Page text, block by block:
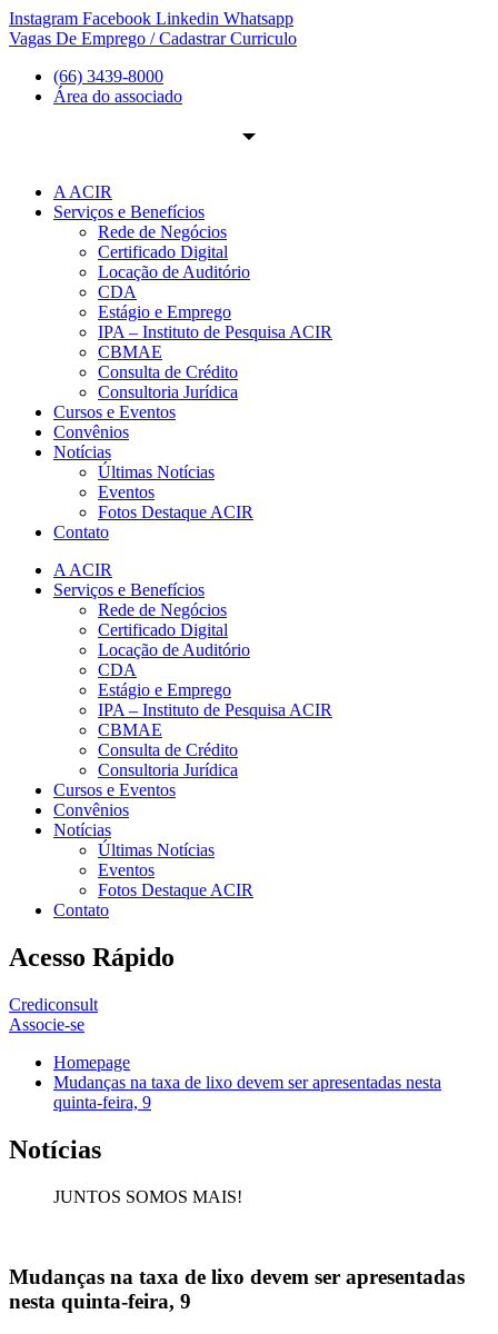
Ir
para
conteúdo
Instagram Facebook Linkedin Whatsapp
Vagas De Emprego / Cadastrar Curriculo
(66) 3439-8000
Área do associado
A ACIR
Serviços e Benefícios
Rede de Negócios
Certificado Digital
Locação de Auditório
CDA
Estágio e Emprego
IPA – Instituto de Pesquisa ACIR
CBMAE
Consulta de Crédito
Consultoria Jurídica
Cursos e Eventos
Convênios
Notícias
Últimas Notícias
Eventos
Fotos Destaque ACIR
Contato
A ACIR
Serviços e Benefícios
Rede de Negócios
Certificado Digital
Locação de Auditório
CDA
Estágio e Emprego
IPA – Instituto de Pesquisa ACIR
CBMAE
Consulta de Crédito
Consultoria Jurídica
Cursos e Eventos
Convênios
Notícias
Últimas Notícias
Eventos
Fotos Destaque ACIR
Contato
Acesso Rápido
Crediconsult
Associe-se
Homepage
Mudanças na taxa de lixo devem ser apresentadas nesta
quinta-feira, 9
Notícias
JUNTOS SOMOS MAIS!
Mudanças na taxa de lixo devem ser apresentadas
nesta quinta-feira, 9